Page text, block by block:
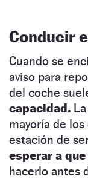
Conducir
Cuando se
aviso para
del coche
capacidad.
mayoría de
estación de
esperar a
hacerlo antes